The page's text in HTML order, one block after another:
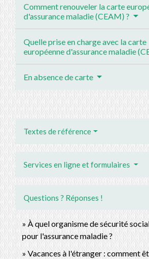
Comment renouveler la carte
d'assurance maladie (CEAM) ?
Quelle prise en charge avec la carte
européenne d'assurance maladie
En absence de carte
Textes de référence
Services en ligne et formulaires
Questions ? Réponses !
À quel organisme de sécurité
pour l'assurance maladie ?
Vacances à l'étranger : comment